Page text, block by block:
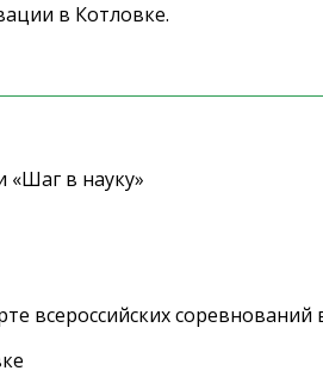
в Котловке.
в науку»
всероссийских соревнований